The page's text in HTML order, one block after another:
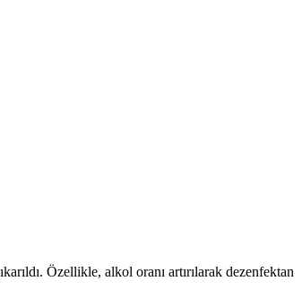
Özellikle, alkol oranı artırılarak dezenfektan